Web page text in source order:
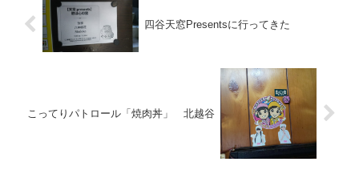
四谷天窓Presentsに行ってきた
こってりパトロール「焼肉丼」 北越谷